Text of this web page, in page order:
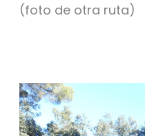
(foto de otra ruta)